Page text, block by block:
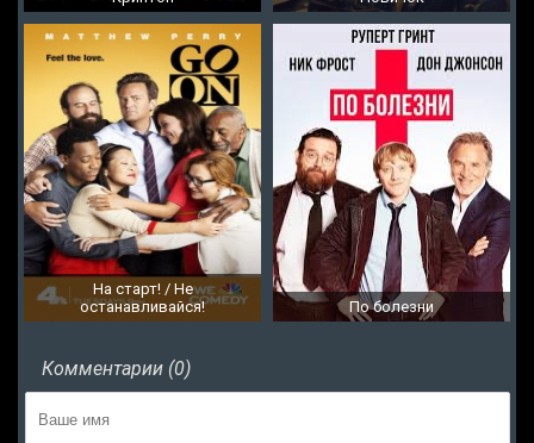
На старт! / Не
останавливайся!
По болезни
Комментарии (0)